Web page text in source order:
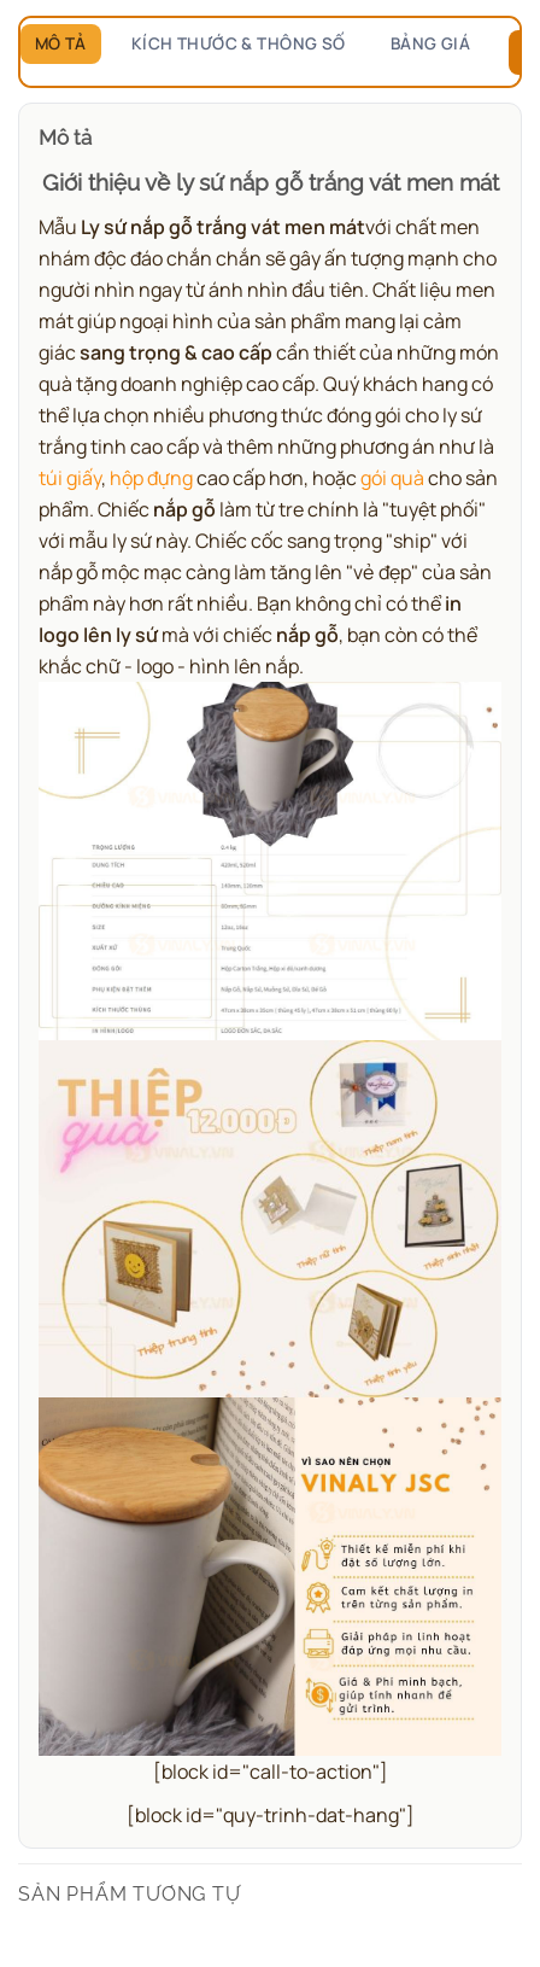
MÔ TẢ KÍCH THƯỚC & THÔNG SỐ BẢNG GIÁ
Mô tả
Giới thiệu về ly sứ nắp gỗ trắng vát men mát
Mẫu Ly sứ nắp gỗ trắng vát men mátvới chất men
nhám độc đáo chắn chắn sẽ gây ấn tượng mạnh cho
người nhìn ngay từ ánh nhìn đầu tiên. Chất liệu men
mát giúp ngoại hình của sản phẩm mang lại cảm
giácsang trọng & cao cấpcần thiết của những món
quà tặng doanh nghiệp cao cấp. Quý khách hang có
thể lựa chọn nhiều phương thức đóng gói cho ly sứ
trắng tinh cao cấp và thêm những phương án như là
túi giấy, hộp đựngcao cấp hơn, hoặcgói quàcho sản
phẩm. Chiếcnắp gỗ làm từ tre chính là "tuyệt phối"
với mẫu ly sứ này. Chiếc cốc sang trọng "ship" với
nắp gỗ mộc mạc càng làm tăng lên "vẻ đẹp" của sản
phẩm này hơn rất nhiều. Bạn không chỉ có thểin
logo lên ly sứmà với chiếcnắp gỗ, bạn còn có thể
khắc chữ - logo - hình lên nắp.
[block id="call-to-action"]
[block id="quy-trinh-dat-hang"]
SẢN PHẨM TƯƠNG TỰ